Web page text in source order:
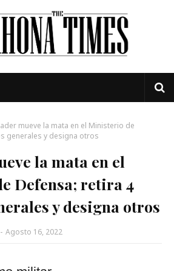
mueve la mata en el Ministerio de
generales y designa otros
la mata en el
Defensa; retira 4
y designa otros
- Agosto 16, 2022